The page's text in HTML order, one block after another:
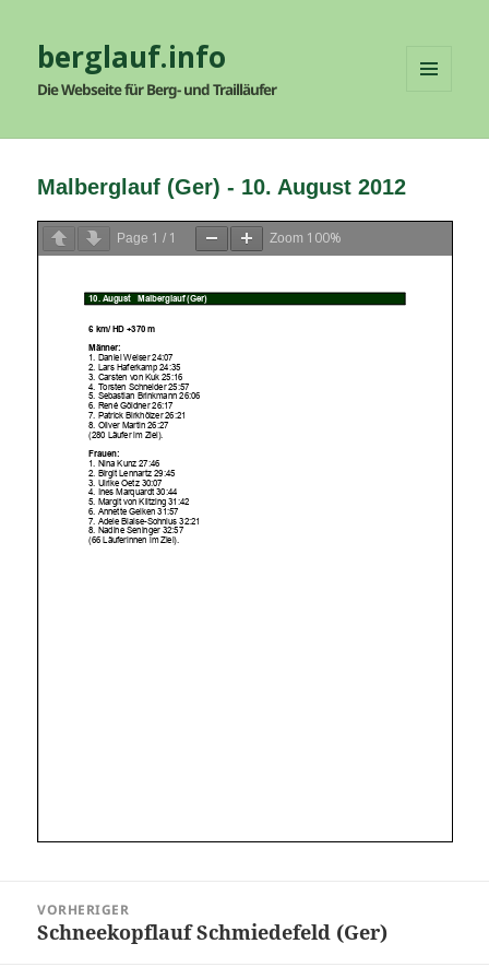
berglauf.info
Die Webseite für Berg- und Trailläufer
WIDGETS
Malberglauf (Ger) - 10. August 2012
Page 1 / 1 Zoom 100%
VORHERIGER
Vorheriger
Schneekopflauf Schmiedefeld (Ger)